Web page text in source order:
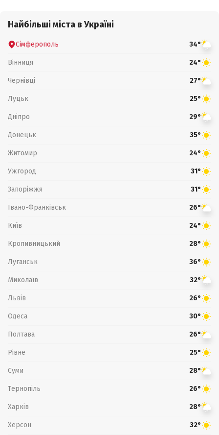
Найбільші міста в Україні
Сімферополь 34°
Вінниця 24°
Чернівці 27°
Луцьк 25°
Дніпро 29°
Донецьк 35°
Житомир 24°
Ужгород 31°
Запоріжжя 31°
Івано-Франківськ 26°
Київ 24°
Кропивницький 28°
Луганськ 36°
Миколаїв 32°
Львів 26°
Одеса 30°
Полтава 26°
Рівне 25°
Суми 28°
Тернопіль 26°
Харків 28°
Херсон 32°